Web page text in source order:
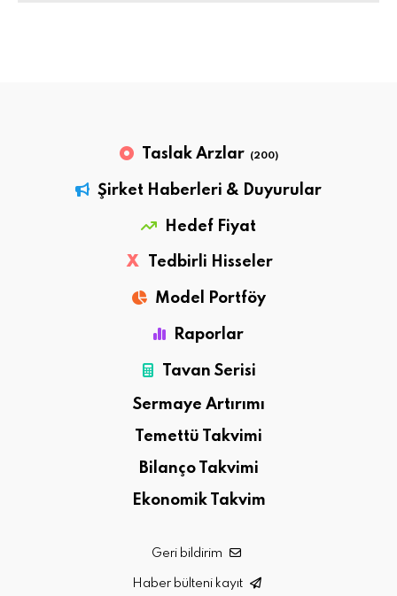
Taslak Arzlar (200)
Şirket Haberleri & Duyurular
Hedef Fiyat
X Tedbirli Hisseler
Model Portföy
Raporlar
Tavan Serisi
Sermaye Artırımı
Temettü Takvimi
Bilanço Takvimi
Ekonomik Takvim
Geri bildirim
Haber bülteni kayıt